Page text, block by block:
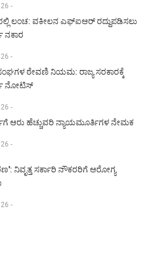
-
ಲಂಚ: ವಕೀಲನ ಎಫ್‌ಐಆರ್ ರದ್ದುಪಡಿಸಲು
ನಕಾರ
-
ಠೇವಣಿ ನಿಯಮ: ರಾಜ್ಯ ಸರಕಾರಕ್ಕೆ
ನೋಟಿಸ್
-
ಆರು ಹೆಚ್ಚುವರಿ ನ್ಯಾಯಮೂರ್ತಿಗಳ ನೇಮಕ
-
ನಿವೃತ್ತ ಸರ್ಕಾರಿ ನೌಕರರಿಗೆ ಆರೋಗ್ಯ
-